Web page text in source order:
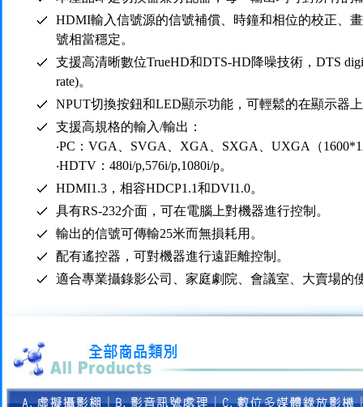
HDMI輸入信號源的信號補償、時鐘和相位的校正、
號相當穩定。
支援高清晰數位TrueHD和DTS-HD降噪技術，DTS
rate)。
NPUT切換按鈕和LED顯示功能，可輕鬆的在顯示器
支援高規格的輸入/輸出：
‧PC：VGA、SVGA、XGA、SXGA、UXGA（
‧HDTV：480i/p,576i/p,1080i/p。
HDMI1.3，相容HDCP1.1和DVI1.0。
具有RS-232介面，可在電腦上對機器進行控制。
輸出的信號可傳輸25米而無損耗用。
配有遙控器，可對機器進行遠距離控制。
適合專業攝錄影公司、家庭劇院、會議室、大賣場的